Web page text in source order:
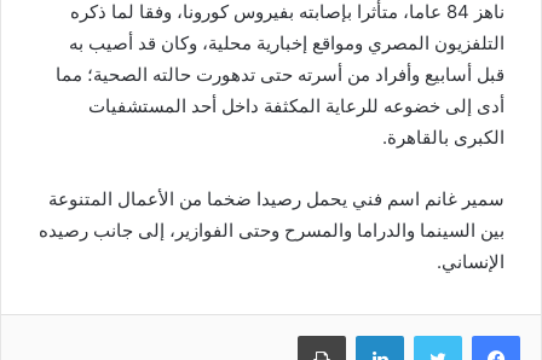
ناهز 84 عاما، متأثرا بإصابته بفيروس كورونا، وفقا لما ذكره
التلفزيون المصري ومواقع إخبارية محلية، وكان قد أصيب به
قبل أسابيع وأفراد من أسرته حتى تدهورت حالته الصحية؛ مما
أدى إلى خضوعه للرعاية المكثفة داخل أحد المستشفيات
الكبرى بالقاهرة.
سمير غانم اسم فني يحمل رصيدا ضخما من الأعمال المتنوعة
بين السينما والدراما والمسرح وحتى الفوازير، إلى جانب رصيده
الإنساني.
فيسبوك تويتر لينكدإن طباعة